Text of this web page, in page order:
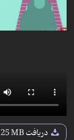
دریافت25 MB